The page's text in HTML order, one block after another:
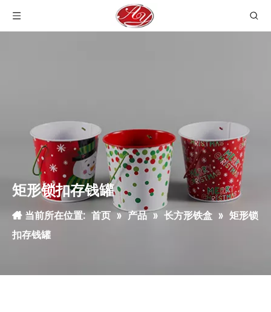
矩形锁扣存钱罐
当前所在位置: 首页 » 产品 » 长方形铁盒 » 矩形锁
扣存钱罐